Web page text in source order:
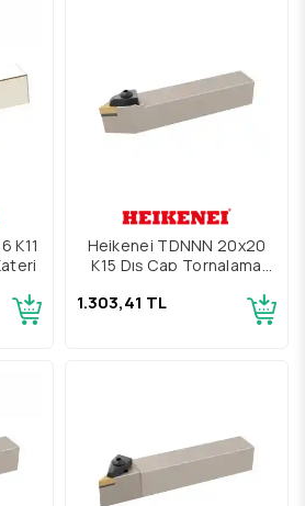
K11
Heikenei TDNNN 20x20
K15 Dış Çap Tornalama
1.303,41 TL